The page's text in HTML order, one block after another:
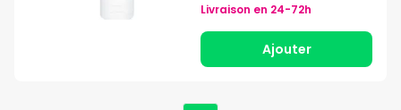
Livraison en 24-72h
Ajouter